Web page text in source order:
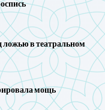
ложью в театральном
мощь